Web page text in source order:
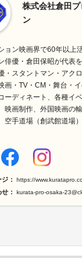
株式会社倉田プ
ン
ョン映画界で60年以上
俳優・倉田保昭が代表
・スタントマン・アク
画・TV・CM・舞台・
ーディネート、各種イ
映画制作、外国映画の
空手道場（創武館道場
： https://
： kurata-pro-osaka-